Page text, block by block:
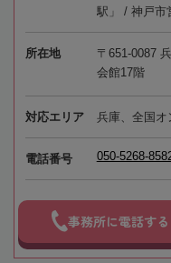
駅」 / 神戸市
所在地
〒651-0087
会館17階
対応エリア 兵庫、全国オ
電話番号 050-5268-
事務所に電話する